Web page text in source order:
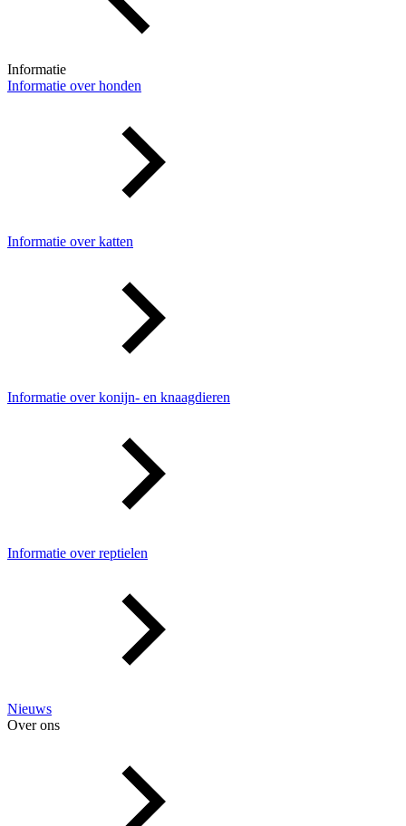
Informatie
Informatie over honden
Informatie over katten
Informatie over konijn- en knaagdieren
Informatie over reptielen
Nieuws
Over ons